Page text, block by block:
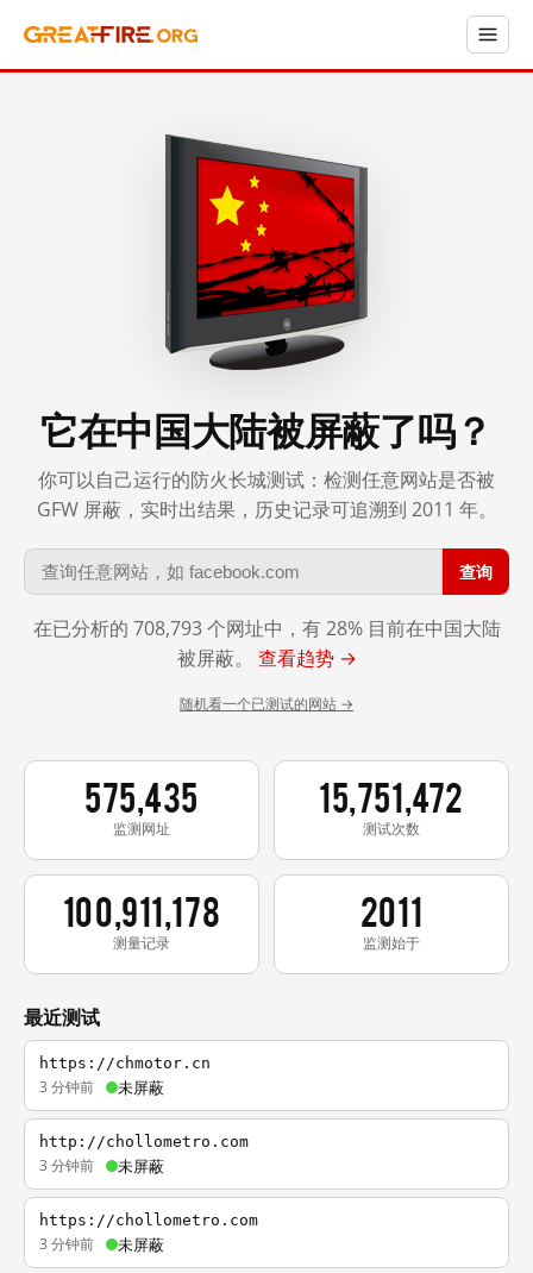
它在中国大陆被屏蔽了吗？
你可以自己运行的防火长城测试：检测任意网站是否被
GFW 屏蔽，实时出结果，历史记录可追溯到 2011 年。
查询
在已分析的 708,793 个网址中，有 28% 目前在中国大陆
被屏蔽。 查看趋势 →
随机看一个已测试的网站 →
575,435
监测网址
15,751,472
测试次数
100,911,178
测量记录
2011
监测始于
最近测试
https://chmotor.cn
3 分钟前 未屏蔽
http://chollometro.com
3 分钟前 未屏蔽
https://chollometro.com
3 分钟前 未屏蔽